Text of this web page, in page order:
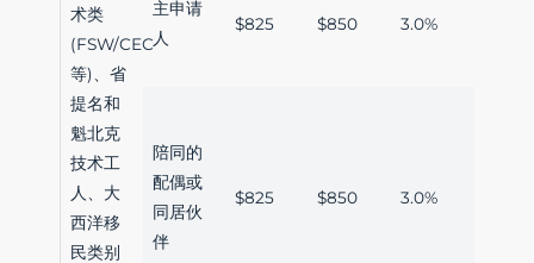
术类
(FSW/CEC
等)、省
提名和
魁北克
技术工
人、大
西洋移
民类别
主申请
人
$825 $850 3.0%
陪同的
配偶或
同居伙
伴
$825 $850 3.0%